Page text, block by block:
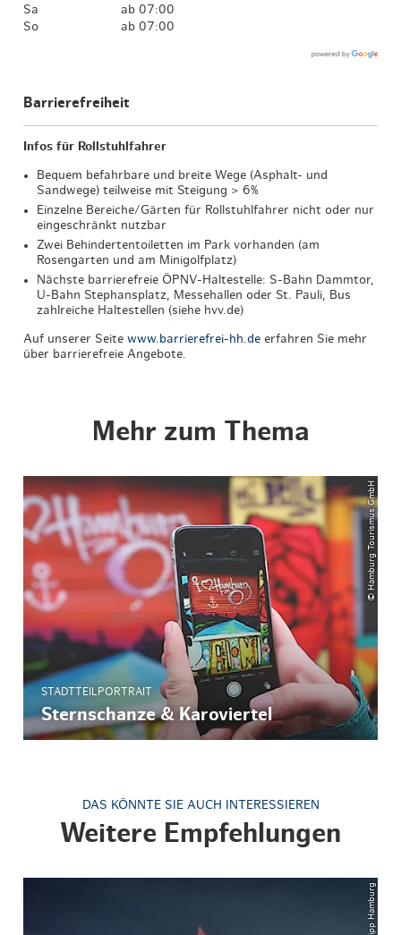
Sa
ab 07:00
So
ab 07:00
Barrierefreiheit
Infos für Rollstuhlfahrer
Bequem befahrbare und breite Wege (Asphalt- und
Sandwege) teilweise mit Steigung > 6%
Einzelne Bereiche/Gärten für Rollstuhlfahrer nicht oder nur
eingeschränkt nutzbar
Zwei Behindertentoiletten im Park vorhanden (am
Rosengarten und am Minigolfplatz)
Nächste barrierefreie ÖPNV-Haltestelle: S-Bahn Dammtor,
U-Bahn Stephansplatz, Messehallen oder St. Pauli, Bus
zahlreiche Haltestellen (siehe hvv.de)
Auf unserer Seitewww.barrierefrei-hh.de erfahren Sie mehr
über barrierefreie Angebote.
Mehr zum Thema
© Hamburg Tourismus GmbH
STADTTEILPORTRAIT
Sternschanze & Karoviertel
DAS KÖNNTE SIE AUCH INTERESSIEREN
Weitere Empfehlungen